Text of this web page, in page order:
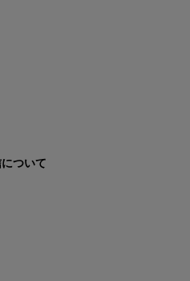
ついて